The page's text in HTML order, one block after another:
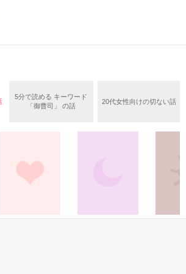
た話の改稿版です＊
作品を読む
で働いている。
石垣守（26）がいるのだが、後輩の姫原由
屋雛子』と馬鹿にされ、一人こっそり泣い
の雛子』🦅
雛子？！！！』🐥
5分で読める キーワード
「御曹司」 の話
20代女性向けの切ない話